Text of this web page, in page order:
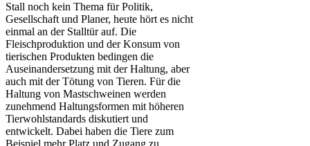
Stall noch kein Thema für Politik,
Gesellschaft und Planer, heute hört es nicht
einmal an der Stalltür auf. Die
Fleischproduktion und der Konsum von
tierischen Produkten bedingen die
Auseinandersetzung mit der Haltung, aber
auch mit der Tötung von Tieren. Für die
Haltung von Mastschweinen werden
zunehmend Haltungsformen mit höheren
Tierwohlstandards diskutiert und
entwickelt. Dabei haben die Tiere zum
Beispiel mehr Platz und Zugang zu